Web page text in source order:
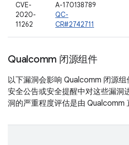
CVE-
2020-
11262
A-170138789
QC-
CR#2742711
Qualcomm 闭源组件
以下漏洞会影响 Qualcomm 闭源
安全公告或安全提醒中对这些漏洞
洞的严重程度评估是由 Qualcomm